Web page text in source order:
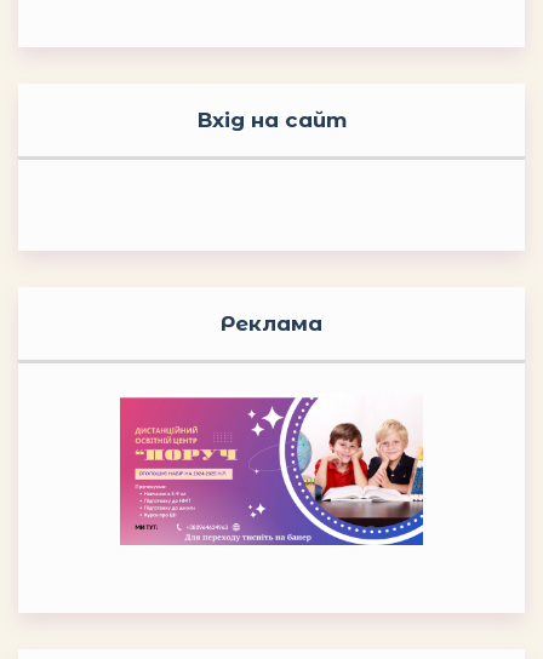
Вхід на сайт
Реклама